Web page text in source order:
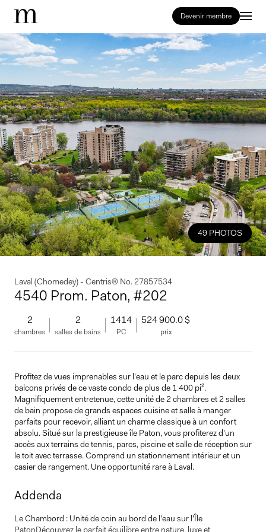
Devenir membre
49 PHOTOS
Laval (Chomedey) - Centris® No. 27857534
4540 Prom. Paton, #202
2
chambres
2
salles de bains
1414
PC
524 900.0 $
prix
Profitez de vues imprenables sur l'eau et le parc depuis les deux
balcons privés de ce vaste condo de plus de 1 400 pi².
Magnifiquement entretenue, cette unité de 2 chambres et 2 salles
de bain propose de grands espaces cuisine et salle à manger
parfaits pour recevoir, alliant un charme classique à un confort
absolu. Situé sur la prestigieuse île Paton, vous profiterez d'un
accès aux terrains de tennis, parcs, piscine et salle de réception sur
le toit avec terrasse. Comprend un stationnement intérieur et un
casier de rangement. Une opportunité rare à Laval.
Addenda
Le Chambord : Unité de coin au bord de l'eau sur l'Île
PatonDécouvrez le parfait équilibre entre nature, luxe et